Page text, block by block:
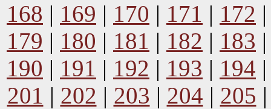
168 | 169 | 170 | 171 | 172
179 | 180 | 181 | 182 | 183
190 | 191 | 192 | 193 | 194
201 | 202 | 203 | 204 | 205